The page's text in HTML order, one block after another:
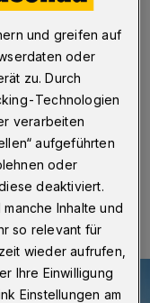
Johanniter-
(28. Juni 2023)
Lage
und greifen auf
oder
zu. Durch
Technologien
verarbeiten
aufgeführten
oder
deaktiviert.
Inhalte und
so relevant für
wieder aufrufen,
Ihre Einwilligung
Einstellungen am